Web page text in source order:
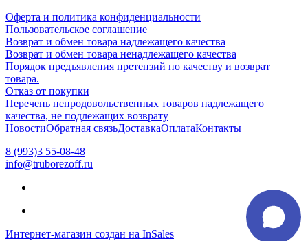
Оферта и политика конфиденциальности
Пользовательское соглашение
Возврат и обмен товара надлежащего качества
Возврат и обмен товара ненадлежащего качества
Порядок предъявления претензий по качеству и возврат
товара.
Отказ от покупки
Перечень непродовольственных товаров надлежащего
качества, не подлежащих возврату
НовостиОбратная связьДоставкаОплатаКонтакты
8 (993)3 55-08-48
info@truborezoff.ru
Интернет-магазин создан на InSales